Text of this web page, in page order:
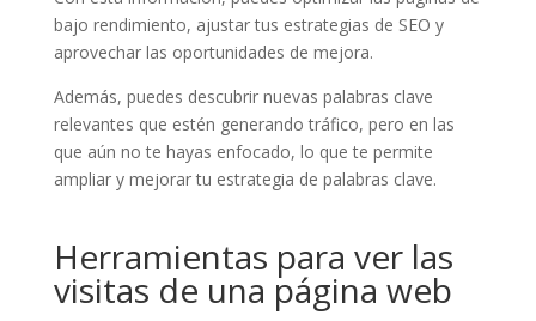
bajo rendimiento, ajustar tus estrategias de SEO y
aprovechar las oportunidades de mejora.
Además, puedes descubrir nuevas palabras clave
relevantes que estén generando tráfico, pero en las
que aún no te hayas enfocado, lo que te permite
ampliar y mejorar tu estrategia de palabras clave.
Herramientas para ver las
visitas de una página web